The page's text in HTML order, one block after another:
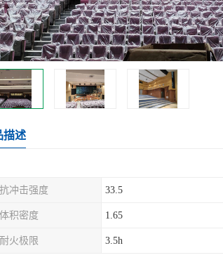
描述
抗冲击强度 33.5
体积密度 1.65
耐火极限 3.5h